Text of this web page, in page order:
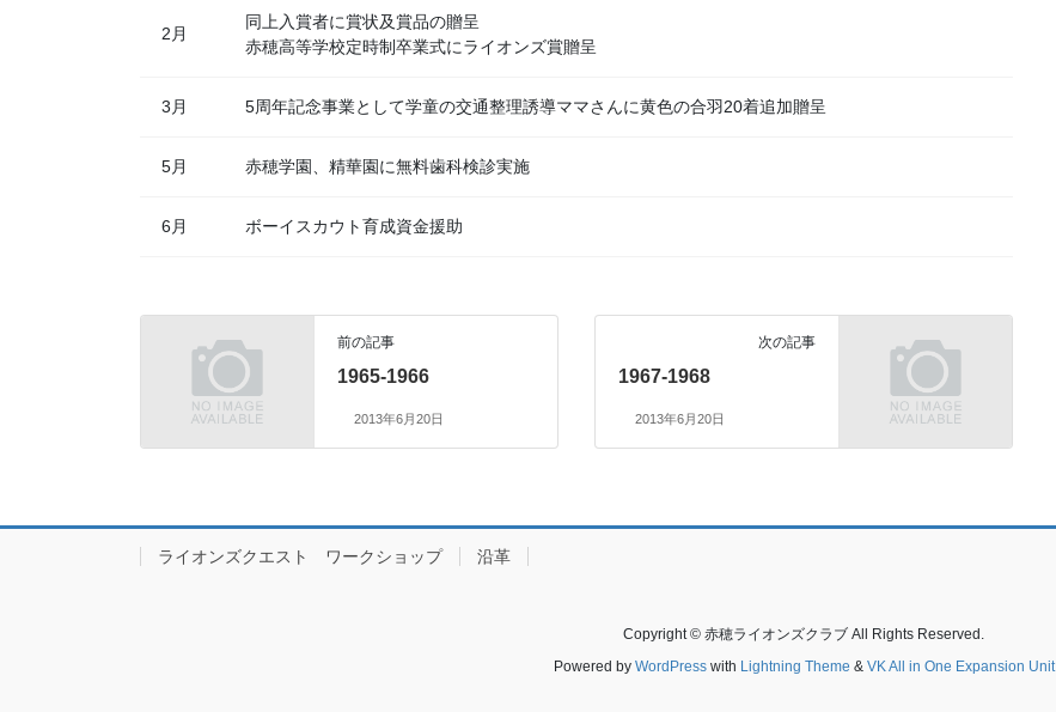
2月
同上入賞者に賞状及賞品の贈呈
赤穂高等学校定時制卒業式にライオンズ賞贈呈
3月 5周年記念事業として学童の交通整理誘導ママさんに黄色の合羽20着追加贈呈
5月 赤穂学園、精華園に無料歯科検診実施
6月 ボーイスカウト育成資金援助
前の記事
1965-1966
2013年6月20日
次の記事
1967-1968
2013年6月20日
ライオンズクエスト ワークショップ 沿革
Copyright © 赤穂ライオンズクラブ All Rights Reserved.
Powered by WordPresswith Lightning Theme & VK All in One Expansion Unit